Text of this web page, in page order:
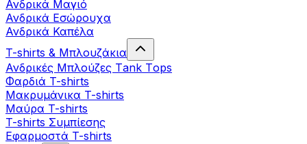
Ανδρικά Μαγιό
Ανδρικά Εσώρουχα
Ανδρικά Καπέλα
T-shirts & Μπλουζάκια
Ανδρικές Mπλούζες Τank Τops
Φαρδιά T-shirts
Μακρυμάνικα T-shirts
Μαύρα T-shirts
T-shirts Συμπίεσης
Εφαρμοστά T-shirts